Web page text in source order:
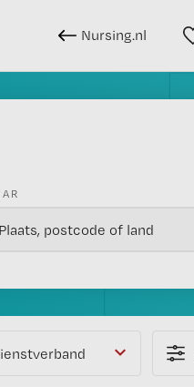
Nursing.nl